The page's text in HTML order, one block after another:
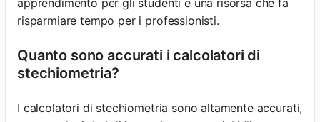
apprendimento per gli studenti e una risorsa che fa
risparmiare tempo per i professionisti.
Quanto sono accurati i calcolatori di
stechiometria?
I calcolatori di stechiometria sono altamente accurati,